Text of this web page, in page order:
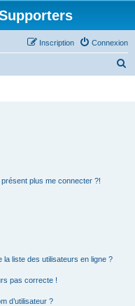
Connexion
Inscription
plus me connecter ?!
la liste des utilisateurs en ligne ?
pas correcte !
d’utilisateur ?